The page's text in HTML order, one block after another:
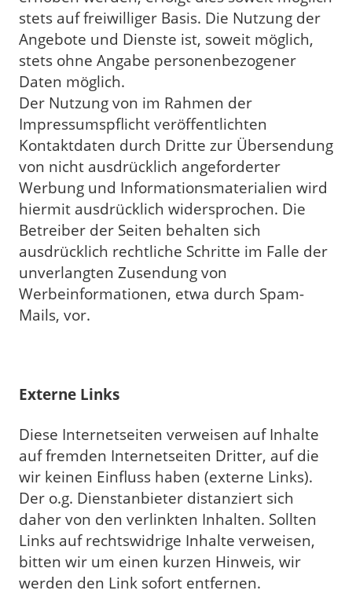
stets auf freiwilliger Basis. Die Nutzung der
Angebote und Dienste ist, soweit möglich,
stets ohne Angabe personenbezogener
Daten möglich.
Der Nutzung von im Rahmen der
Impressumspflicht veröffentlichten
Kontaktdaten durch Dritte zur Übersendung
von nicht ausdrücklich angeforderter
Werbung und Informationsmaterialien wird
hiermit ausdrücklich widersprochen. Die
Betreiber der Seiten behalten sich
ausdrücklich rechtliche Schritte im Falle der
unverlangten Zusendung von
Werbeinformationen, etwa durch Spam-
Mails, vor.
Externe Links
Diese Internetseiten verweisen auf Inhalte
auf fremden Internetseiten Dritter, auf die
wir keinen Einfluss haben (externe Links).
Der o.g. Dienstanbieter distanziert sich
daher von den verlinkten Inhalten. Sollten
Links auf rechtswidrige Inhalte verweisen,
bitten wir um einen kurzen Hinweis, wir
werden den Link sofort entfernen.